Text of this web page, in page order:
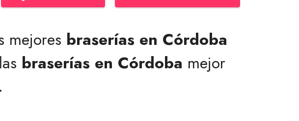
mejores braserías en Córdoba
braserías en Córdoba mejor